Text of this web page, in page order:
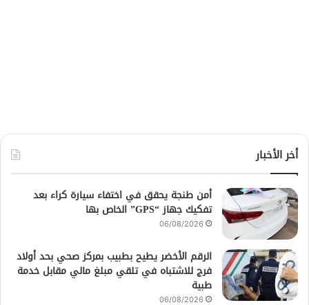
أخر الأخبار
أمن طنجة يحقق في اختفاء سيارة كراء بعد
تفكيك جهاز “GPS” الخاص بها
06/08/2026
الرقم الأخضر يطيح بطبيب بمركز صحي بحد أولاد
فرج للاشتباه في تلقي مبلغ مالي مقابل خدمة
طبية
06/08/2026